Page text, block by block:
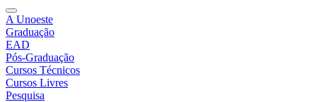
A Unoeste
Graduação
EAD
Pós-Graduação
Cursos Técnicos
Cursos Livres
Pesquisa